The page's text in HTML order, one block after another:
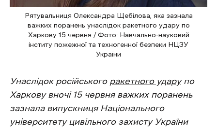
Рятувальниця Олександра Щебілова, яка зазнала
важких поранень унаслідок ракетного удару по
Харкову 15 червня / Фото: Навчально-науковий
інститу пожежної та техногенної безпеки НЦЗУ
України
Унаслідок російського ракетного ударупо
Харкову вночі 15 червня важких поранень
зазнала випускниця Національного
університету цивільного захисту України